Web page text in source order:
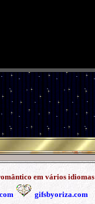
em vários idiomas
gifsbyoriza.com